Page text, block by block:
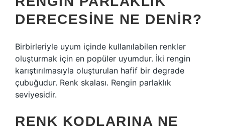
DERECESINE NE DENIR?
Birbirleriyle uyum içinde kullanılabilen renkler
oluşturmak için en popüler uyumdur. İki rengin
karıştırılmasıyla oluşturulan hafif bir degrade
çubuğudur. Renk skalası. Rengin parlaklık
seviyesidir.
RENK KODLARINA NE